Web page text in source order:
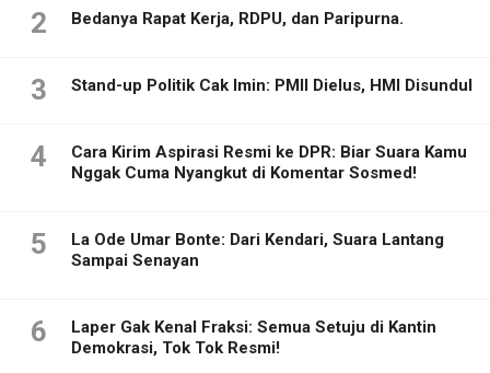
2 Bedanya Rapat Kerja, RDPU, dan Paripurna.
3 Stand-up Politik Cak Imin: PMII Dielus, HMI Disundul
4
Cara Kirim Aspirasi Resmi ke DPR: Biar Suara Kamu
Nggak Cuma Nyangkut di Komentar Sosmed!
5
La Ode Umar Bonte: Dari Kendari, Suara Lantang
Sampai Senayan
6
Laper Gak Kenal Fraksi: Semua Setuju di Kantin
Demokrasi, Tok Tok Resmi!